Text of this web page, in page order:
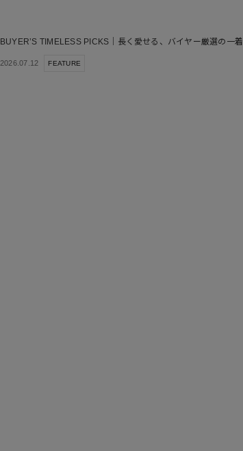
BUYER’S TIMELESS PICKS｜長く愛せる、バイヤー厳選の一着
2026.07.12 FEATURE